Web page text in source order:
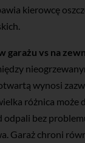
kierowcę
garażu vs na
wynosi
różnica może
odpali bez
Garaż chroni